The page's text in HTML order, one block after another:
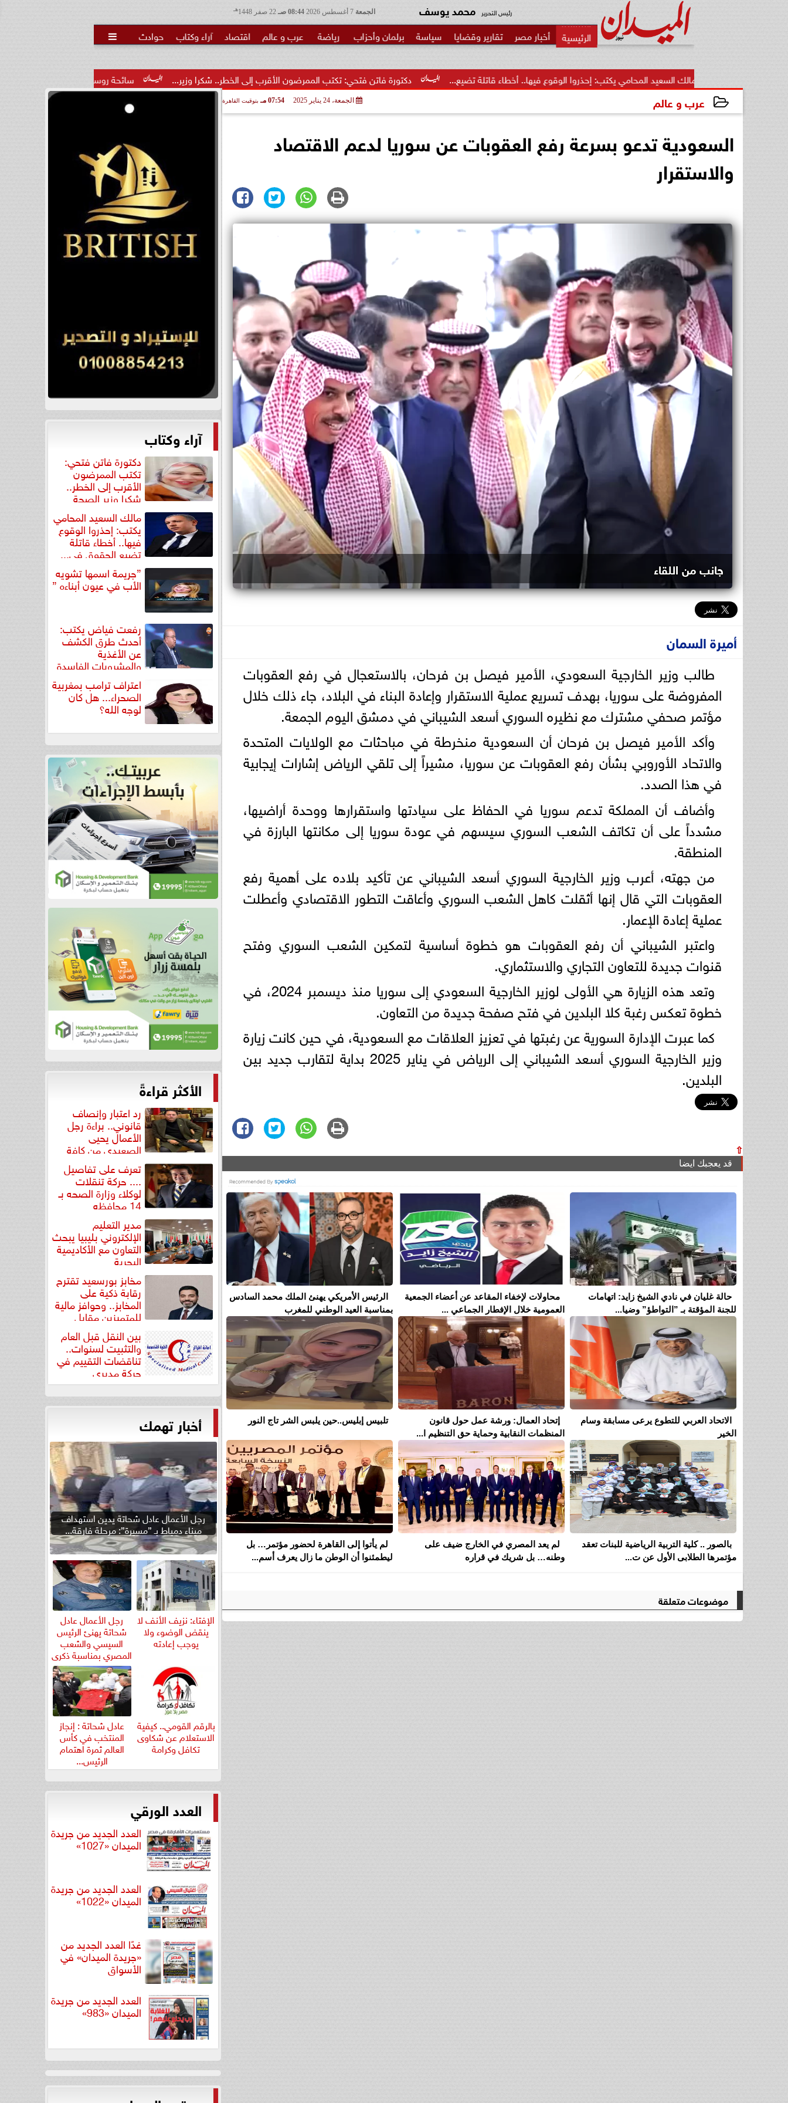
الجمعة 08:44 صـ هـ رئيس التحرير محمد يوسف
أخبار مصر تقارير وقضايا سياسة برلمان وأحزاب رياضة عرب و عالم اقتصاد آراء وكتاب حوادث 
سائحة روسية لـ”مراسي”: الغردقة تجمع بين الموقع المميز دكتورة فاتن فتحي: تكتب الممرضون الأقرب إلى الخطر.. شكرا وزير... مالك السعيد المحامي يكتب: إحذروا الوقوع فيها.. أخطاء قاتلة تضيع...
عرب و عالم الجمعة، 24 يناير 2025 07:54 مـ بتوقيت القاهرة
السعودية تدعو بسرعة رفع العقوبات عن سوريا لدعم الاقتصاد
والاستقرار
جانب من اللقاء
أميرة السمان
طالب وزير الخارجية السعودي، الأمير فيصل بن فرحان، بالاستعجال في رفع العقوبات
المفروضة على سوريا، بهدف تسريع عملية الاستقرار وإعادة البناء في البلاد، جاء ذلك خلال
مؤتمر صحفي مشترك مع نظيره السوري أسعد الشيباني في دمشق اليوم الجمعة.
وأكد الأمير فيصل بن فرحان أن السعودية منخرطة في مباحثات مع الولايات المتحدة
والاتحاد الأوروبي بشأن رفع العقوبات عن سوريا، مشيراً إلى تلقي الرياض إشارات إيجابية
في هذا الصدد.
وأضاف أن المملكة تدعم سوريا في الحفاظ على سيادتها واستقرارها ووحدة أراضيها،
مشدداً على أن تكاتف الشعب السوري سيسهم في عودة سوريا إلى مكانتها البارزة في
المنطقة.
من جهته، أعرب وزير الخارجية السوري أسعد الشيباني عن تأكيد بلاده على أهمية رفع
العقوبات التي قال إنها أثقلت كاهل الشعب السوري وأعاقت التطور الاقتصادي وأعطلت
عملية إعادة الإعمار.
واعتبر الشيباني أن رفع العقوبات هو خطوة أساسية لتمكين الشعب السوري وفتح
قنوات جديدة للتعاون التجاري والاستثماري.
وتعد هذه الزيارة هي الأولى لوزير الخارجية السعودي إلى سوريا منذ ديسمبر 2024، في
خطوة تعكس رغبة كلا البلدين في فتح صفحة جديدة من التعاون.
كما عبرت الإدارة السورية عن رغبتها في تعزيز العلاقات مع السعودية، في حين كانت زيارة
وزير الخارجية السوري أسعد الشيباني إلى الرياض في يناير 2025 بداية لتقارب جديد بين
البلدين.
⇧
قد يعجبك ايضا
حالة غليان في نادي الشيخ زايد: اتهامات
للجنة المؤقتة بـ ”التواطؤ” وضيا...
محاولات لإخفاء المقاعد عن أعضاء الجمعية
العمومية خلال الإفطار الجماعي ...
الرئيس الأمريكي يهنئ الملك محمد السادس
بمناسبة العيد الوطني للمغرب
الاتحاد العربي للتطوع يرعى مسابقة وسام
الخير
إتحاد العمال: ورشة عمل حول قانون
المنظمات النقابية وحماية حق التنظيم ا...
تلبيس إبليس..حين يلبس الشر تاج النور
بالصور .. كلية التربية الرياضية للبنات تعقد
مؤتمرها الطلابى الأول عن ت...
لم يعد المصري في الخارج ضيف على
وطنه… بل شريك في قراره
لم يأتوا إلى القاهرة لحضور مؤتمر… بل
ليطمئنوا أن الوطن ما زال يعرف أسم...
موضوعات متعلقة
آراء وكتاب
دكتورة فاتن فتحي:
تكتب الممرضون
الأقرب إلى الخطر..
شكرا وزير الصحة
لتكريم... مالك السعيد المحامي
يكتب: إحذروا الوقوع
فيها.. أخطاء قاتلة
تضيع الحقوق في...
”جريمة اسمها تشويه
الأب في عيون أبناءه ”
رفعت فياض يكتب:
أحدث طرق الكشف
عن الأغذية
والمشروبات الفاسدة
اعتراف ترامب بمغربية
الصحراء... هل كان
لوجه الله؟
الأكثر قراءةً
رد اعتبار وإنصاف
قانوني.. براءة رجل
الأعمال يحيى
الصعيدي من كافة
التهم... تعرف على تفاصيل
.... حركة تنقلات
لوكلاء وزارة الصحه بـ
14 محافظه
مدير التعليم
الإلكتروني بليبيا يبحث
التعاون مع الأكاديمية
البحرية
مخابز بورسعيد تقترح
رقابة ذكية على
المخابز.. وحوافز مالية
للمتميزين مقابل
بين النقل قبل العام
والتثبيت لسنوات..
تناقضات التقييم في
حركة مديري
”مستشفيات...
أخبار تهمك
رجل الأعمال عادل شحاتة يدين استهداف
ميناء دمياط بـ ”مسيرة”: مرحلة فارقة...
الإفتاء: نزيف الأنف لا
ينقض الوضوء ولا
يوجب إعادته
رجل الأعمال عادل
شحاتة يهنئ الرئيس
السيسي والشعب
المصري بمناسبة ذكرى
ثورة...
بالرقم القومي.. كيفية
الاستعلام عن شكاوى
تكافل وكرامة
عادل شحاتة : إنجاز
المنتخب في كأس
العالم ثمرة اهتمام
الرئيس...
العدد الورقي
العدد الجديد من جريدة
الميدان «1027»
العدد الجديد من جريدة
الميدان «1022»
غدًا العدد الجديد من
«جريدة الميدان» في
الأسواق
العدد الجديد من جريدة
الميدان «983»